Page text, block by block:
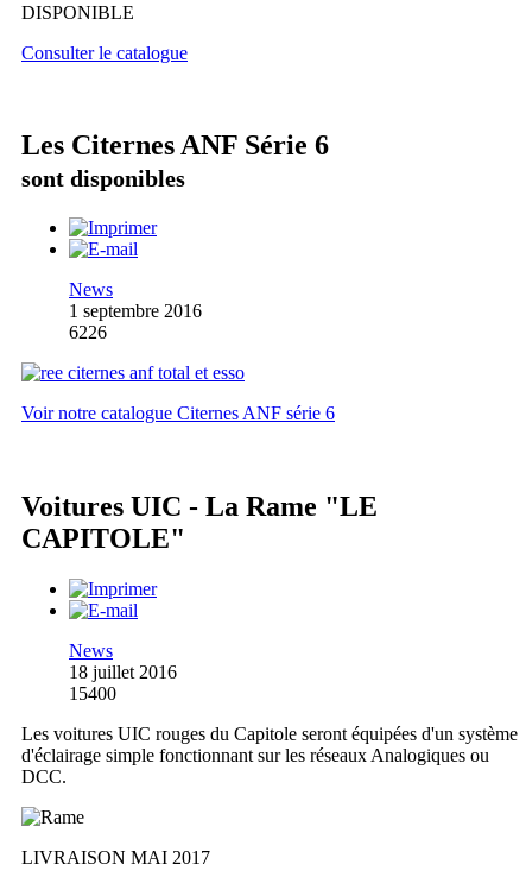
DISPONIBLE
Consulter le catalogue
Les Citernes ANF Série 6
sont disponibles
News
1 septembre 2016
6226
Voir notre catalogue Citernes ANF série 6
Voitures UIC - La Rame "LE
CAPITOLE"
News
18 juillet 2016
15400
Les voitures UIC rouges du Capitole seront équipées d'un système
d'éclairage simple fonctionnant sur les réseaux Analogiques ou
DCC.
LIVRAISON MAI 2017